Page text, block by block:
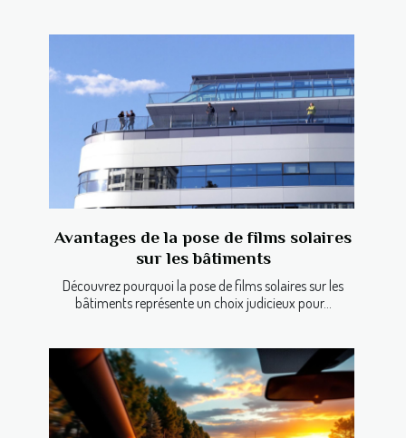
Avantages de la pose de films solaires
sur les bâtiments
Découvrez pourquoi la pose de films solaires sur les
bâtiments représente un choix judicieux pour...